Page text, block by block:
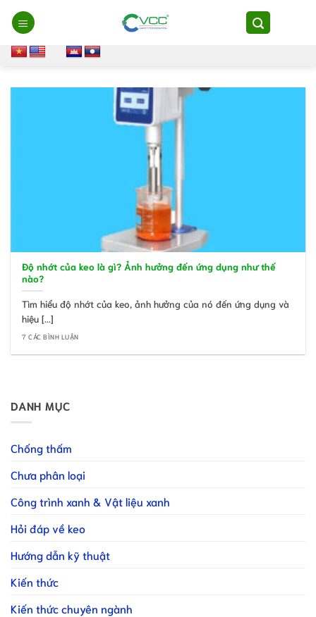
Chuyển
đến
nội
dung
Độ nhớt của keo là gì? Ảnh hưởng đến ứng dụng như thế
nào?
Tìm hiểu độ nhớt của keo, ảnh hưởng của nó đến ứng dụng và
hiệu [...]
7 CÁC BÌNH LUẬN
DANH MỤC
Chống thấm
Chưa phân loại
Công trình xanh & Vật liệu xanh
Hỏi đáp về keo
Hướng dẫn kỹ thuật
Kiến thức
Kiến thức chuyên ngành